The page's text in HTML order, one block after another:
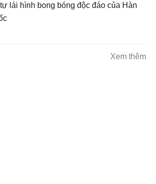
lái hình bong bóng độc đáo của Hàn
Xem thêm